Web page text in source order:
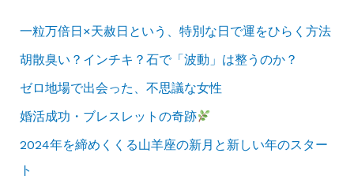
一粒万倍日×天赦日という、特別な日で運をひらく方法
胡散臭い？インチキ？石で「波動」は整うのか？
ゼロ地場で出会った、不思議な女性
婚活成功・ブレスレットの奇跡
2024年を締めくくる山羊座の新月と新しい年のスター
ト